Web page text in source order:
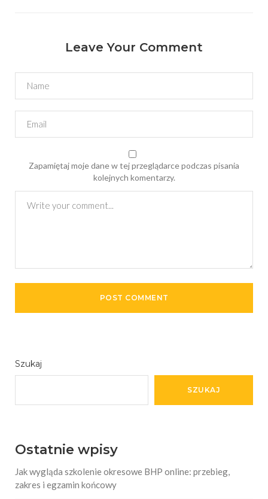
Leave Your Comment
Zapamiętaj moje dane w tej przeglądarce podczas pisania
kolejnych komentarzy.
Szukaj
SZUKAJ
Ostatnie wpisy
Jak wygląda szkolenie okresowe BHP online: przebieg,
zakres i egzamin końcowy